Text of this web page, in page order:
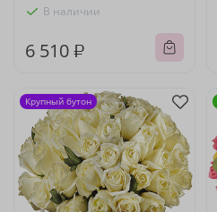
В наличии
6 510 ₽
Крупный бутон